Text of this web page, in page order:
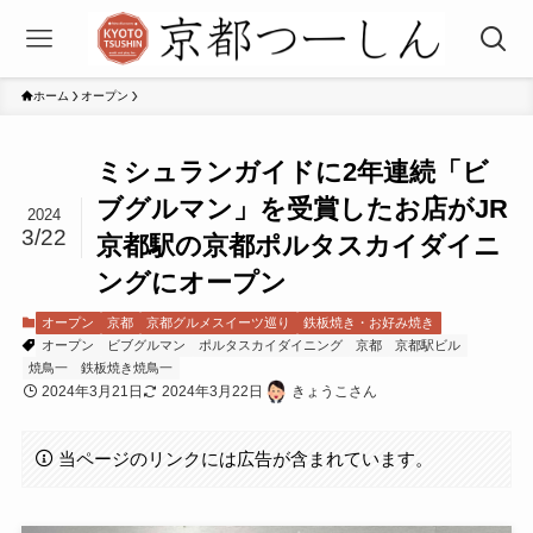
ホーム オープン
ミシュランガイドに2年連続「ビ
ブグルマン」を受賞したお店がJR
京都駅の京都ポルタスカイダイニ
ングにオープン
2024
3/22
オープン 京都 京都グルメスイーツ巡り
鉄板焼き・お好み焼き
オープン
ビブグルマン ポルタスカイダイニング 京都
京都駅ビル
焼鳥一
鉄板焼き焼鳥一
2024年3月21日 2024年3月22日 きょうこさん
当ページのリンクには広告が含まれています。